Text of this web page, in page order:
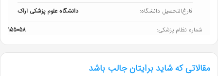
فارغ‌التحصیل دانشگاه: دانشگاه علوم پزشکی اراک
شماره نظام پزشکی: 155058
مقالاتی که شاید برایتان جالب باشد